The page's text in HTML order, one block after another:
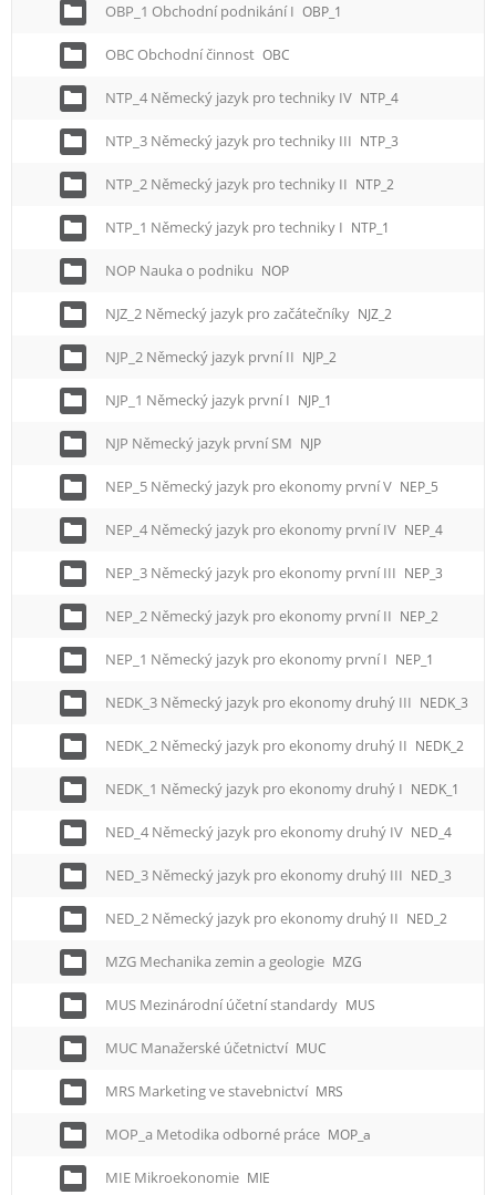
OBP_1 Obchodní podnikání I OBP_1
OBC Obchodní činnost OBC
NTP_4 Německý jazyk pro techniky IV NTP_4
NTP_3 Německý jazyk pro techniky III NTP_3
NTP_2 Německý jazyk pro techniky II NTP_2
NTP_1 Německý jazyk pro techniky I NTP_1
NOP Nauka o podniku NOP
NJZ_2 Německý jazyk pro začátečníky NJZ_2
NJP_2 Německý jazyk první II NJP_2
NJP_1 Německý jazyk první I NJP_1
NJP Německý jazyk první SM NJP
NEP_5 Německý jazyk pro ekonomy první V NEP_5
NEP_4 Německý jazyk pro ekonomy první IV NEP_4
NEP_3 Německý jazyk pro ekonomy první III NEP_3
NEP_2 Německý jazyk pro ekonomy první II NEP_2
NEP_1 Německý jazyk pro ekonomy první I NEP_1
NEDK_3 Německý jazyk pro ekonomy druhý III NEDK_3
NEDK_2 Německý jazyk pro ekonomy druhý II NEDK_2
NEDK_1 Německý jazyk pro ekonomy druhý I NEDK_1
NED_4 Německý jazyk pro ekonomy druhý IV NED_4
NED_3 Německý jazyk pro ekonomy druhý III NED_3
NED_2 Německý jazyk pro ekonomy druhý II NED_2
MZG Mechanika zemin a geologie MZG
MUS Mezinárodní účetní standardy MUS
MUC Manažerské účetnictví MUC
MRS Marketing ve stavebnictví MRS
MOP_a Metodika odborné práce MOP_a
MIE Mikroekonomie MIE